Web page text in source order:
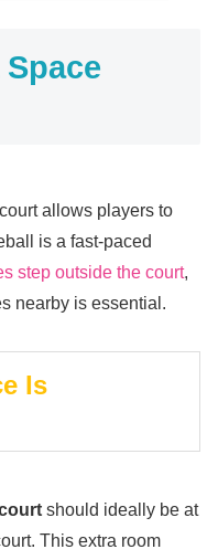
allows players to
is a fast-paced
step outside the court,
nearby is essential.
Is
should ideally be at
This extra room